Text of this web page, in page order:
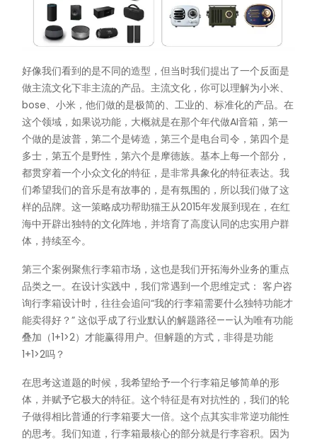
好像我们看到的是不同的造型，但当时我们提出了一个反面是
做主流文化下非主流的产品。主流文化，你可以理解为小米、
bose、小米，他们做的是极简的、工业的、标准化的产品。在
这个领域，如果说功能，大概就是在那个年代做AI音箱，第一
个做的是波普，第二个是铸造，第三个是电台司令，第四个是
多士，第五个是野性，第六个是摩德族。基本上每一个部分，
都贯穿着一个小众文化的特征，是非常具象化的特征表达。我
们希望我们的音乐是有故事的，是有氛围的，所以我们做了这
样的品牌。这一策略成功帮助猫王从2015年发展到现在，在红
海中开辟出独特的文化阵地，并培育了高度认同的忠实用户群
体，持续至今。
第三个案例聚焦行李箱市场，这也是我们开拓海外业务的重点
品类之一。在设计实践中，我们常遇到一个思维定式： 客户咨
询行李箱设计时，往往会追问“我的行李箱需要什么独特功能才
能卖得好？” 这似乎成了行业默认的解题路径——认为唯有功能
叠加（1+1>2）才能赢得用户。但解题的方式，非得是功能
1+1>2吗？
在思考这道题的时候，我希望给予一个行李箱足够简单的形
体，并赋予它极大的特征。这个特征是有对抗性的，我们的轮
子做得相比普通的行李箱要大一倍。这个点其实非常逆功能性
的思考。我们知道，行李箱最核心的部分就是行李容积。因为